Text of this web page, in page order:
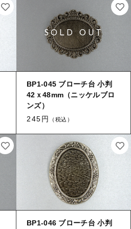
BP1-045 ブローチ台 小判
42ｘ48mm（ニッケルブロ
ンズ）
245円
（税込）
BP1-046 ブローチ台 小判